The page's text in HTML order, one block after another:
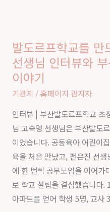
발도르프학교를
선생님 인터뷰와
이야기
기관지 /홈페이지 관지자
인터뷰 | 부산발도르프학교 초
님 고숙영 선생님은 부산발도
이었습니다. 공동육아 어린이
육을 처음 만났고, 전은진 선
에 한 번씩 공부모임을 이어가
로 학교 설립을 결심했습니다.
아파트를 얻어 학생 5명, 교
발
도
르
프
교
를
만
드
는
사
람